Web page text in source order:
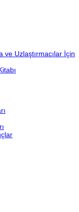
Uzlaştırmacılar İçin